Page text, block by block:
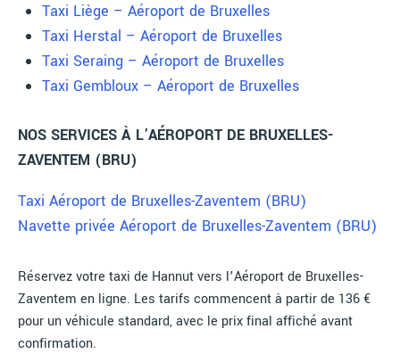
Taxi Liège – Aéroport de Bruxelles
Taxi Herstal – Aéroport de Bruxelles
Taxi Seraing – Aéroport de Bruxelles
Taxi Gembloux – Aéroport de Bruxelles
NOS SERVICES À L’AÉROPORT DE BRUXELLES-
ZAVENTEM (BRU)
Taxi Aéroport de Bruxelles-Zaventem (BRU)
Navette privée Aéroport de Bruxelles-Zaventem (BRU)
Réservez votre taxi de Hannut vers l’Aéroport de Bruxelles-
Zaventem en ligne. Les tarifs commencent à partir de 136 €
pour un véhicule standard, avec le prix final affiché avant
confirmation.